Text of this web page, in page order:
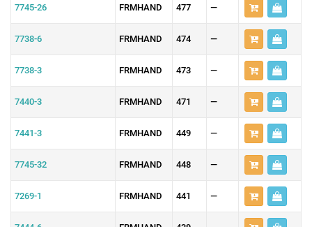
7745-26 FRMHAND 477 —
7738-6 FRMHAND 474 —
7738-3 FRMHAND 473 —
7440-3 FRMHAND 471 —
7441-3 FRMHAND 449 —
7745-32 FRMHAND 448 —
7269-1 FRMHAND 441 —